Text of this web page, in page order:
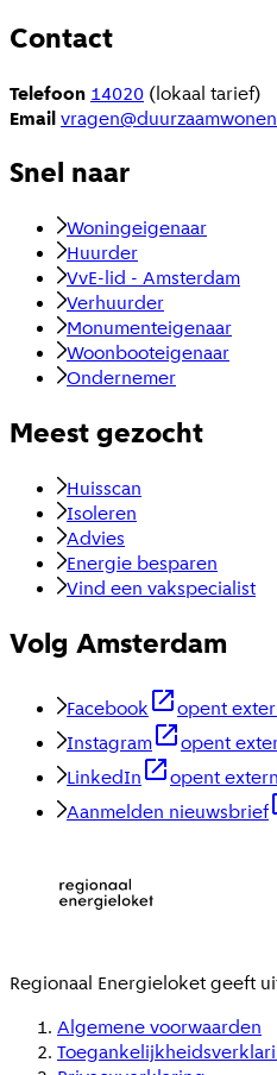
Contact
Telefoon 14020 (lokaal tarief)
Email
Snel naar
Woningeigenaar
Huurder
VvE-lid - Amsterdam
Verhuurder
Monumenteigenaar
Woonbooteigenaar
Ondernemer
Meest gezocht
Huisscan
Isoleren
Advies
Energie besparen
Vind een vakspecialist
Volg Amsterdam
Facebook
opent
Instagram
opent
LinkedIn
opent
Aanmelden nieuwsbrief
Regionaal Energieloketgeeft
Algemene voorwaarden